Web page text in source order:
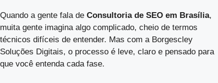
Quando a gente fala de Consultoria de SEO em Brasília,
muita gente imagina algo complicado, cheio de termos
técnicos difíceis de entender. Mas com a Borgescley
Soluções Digitais, o processo é leve, claro e pensado para
que você entenda cada fase.